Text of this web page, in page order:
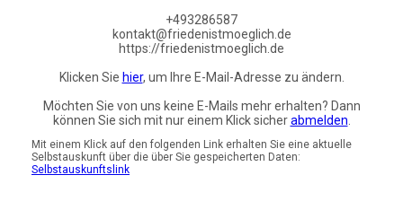
+493286587
kontakt@friedenistmoeglich.de
https://friedenistmoeglich.de
Klicken Sie hier, um Ihre E-Mail-Adresse zu ändern.
Möchten Sie von uns keine E-Mails mehr erhalten? Dann
können Sie sich mit nur einem Klick sicherabmelden.
Mit einem Klick auf den folgenden Link erhalten Sie eine aktuelle
Selbstauskunft über die über Sie gespeicherten Daten:
Selbstauskunftslink